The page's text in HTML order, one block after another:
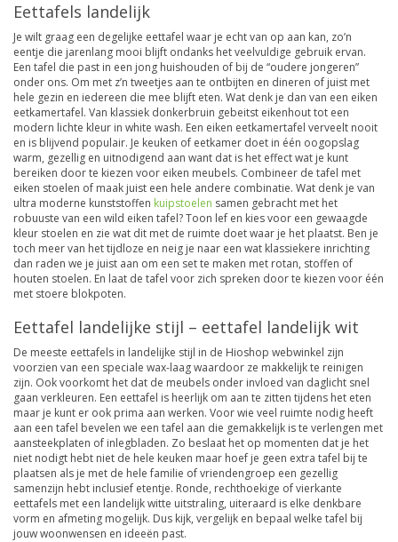
Eettafels landelijk
Je wilt graag een degelijke eettafel waar je echt van op aan kan, zo’n
eentje die jarenlang mooi blijft ondanks het veelvuldige gebruik ervan.
Een tafel die past in een jong huishouden of bij de “oudere jongeren”
onder ons. Om met z’n tweetjes aan te ontbijten en dineren of juist met
hele gezin en iedereen die mee blijft eten. Wat denk je dan van een eiken
eetkamertafel. Van klassiek donkerbruin gebeitst eikenhout tot een
modern lichte kleur in white wash. Een eiken eetkamertafel verveelt nooit
en is blijvend populair. Je keuken of eetkamer doet in één oogopslag
warm, gezellig en uitnodigend aan want dat is het effect wat je kunt
bereiken door te kiezen voor eiken meubels. Combineer de tafel met
eiken stoelen of maak juist een hele andere combinatie. Wat denk je van
ultra moderne kunststoffen kuipstoelen samen gebracht met het
robuuste van een wild eiken tafel? Toon lef en kies voor een gewaagde
kleur stoelen en zie wat dit met de ruimte doet waar je het plaatst. Ben je
toch meer van het tijdloze en neig je naar een wat klassiekere inrichting
dan raden we je juist aan om een set te maken met rotan, stoffen of
houten stoelen. En laat de tafel voor zich spreken door te kiezen voor één
met stoere blokpoten.
Eettafel landelijke stijl – eettafel landelijk wit
De meeste eettafels in landelijke stijl in de Hioshop webwinkel zijn
voorzien van een speciale wax-laag waardoor ze makkelijk te reinigen
zijn. Ook voorkomt het dat de meubels onder invloed van daglicht snel
gaan verkleuren. Een eettafel is heerlijk om aan te zitten tijdens het eten
maar je kunt er ook prima aan werken. Voor wie veel ruimte nodig heeft
aan een tafel bevelen we een tafel aan die gemakkelijk is te verlengen met
aansteekplaten of inlegbladen. Zo beslaat het op momenten dat je het
niet nodigt hebt niet de hele keuken maar hoef je geen extra tafel bij te
plaatsen als je met de hele familie of vriendengroep een gezellig
samenzijn hebt inclusief etentje. Ronde, rechthoekige of vierkante
eettafels met een landelijk witte uitstraling, uiteraard is elke denkbare
vorm en afmeting mogelijk. Dus kijk, vergelijk en bepaal welke tafel bij
jouw woonwensen en ideeën past.